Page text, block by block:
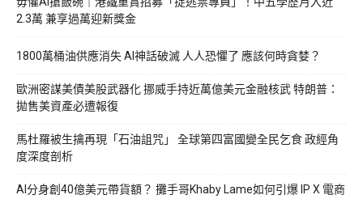
2.3萬 兼享過萬迎新獎金
1800萬桶油供應消失 AI神話破滅 人人恐懼了 應該何時貪婪？
歐洲密謀美債美股武器化 挪威手持近萬億美元金融核武 特朗普：
拋售美資產必遭報復
馬杜羅被生擒再現「石油詛咒」 全球第四富國變全民乞食 政經角
度深度剖析
AI分身創40億美元帶貨額？ 攤手哥Khaby Lame如何引爆 IP X 電商